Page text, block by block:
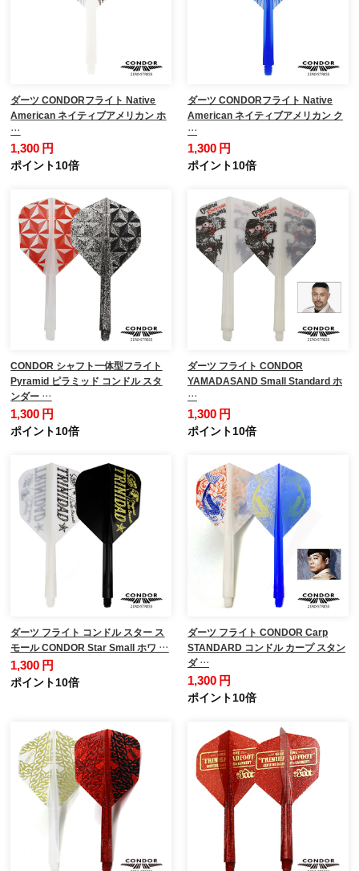
ダーツ CONDORフライト Native
American ネイティブアメリカン ホ
…
1,300 円
ポイント10倍
ダーツ CONDORフライト Native
American ネイティブアメリカン ク
…
1,300 円
ポイント10倍
CONDOR シャフト一体型フライト
Pyramid ピラミッド コンドル スタ
ンダー …
1,300 円
ポイント10倍
ダーツ フライト CONDOR
YAMADASAND Small Standard ホ
…
1,300 円
ポイント10倍
ダーツ フライト コンドル スター ス
モール CONDOR Star Small ホワ …
1,300 円
ポイント10倍
ダーツ フライト CONDOR Carp
STANDARD コンドル カープ スタン
ダ …
1,300 円
ポイント10倍